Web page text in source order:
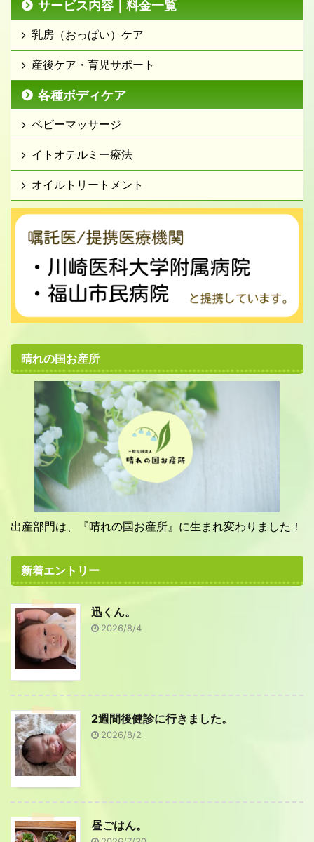
サービス内容｜料金一覧
乳房（おっぱい）ケア
産後ケア・育児サポート
各種ボディケア
ベビーマッサージ
イトオテルミー療法
オイルトリートメント
晴れの国お産所
出産部門は、『晴れの国お産所』に生まれ変わりました！
新着エントリー
迅くん。
2026/8/4
2週間後健診に行きました。
2026/8/2
昼ごはん。